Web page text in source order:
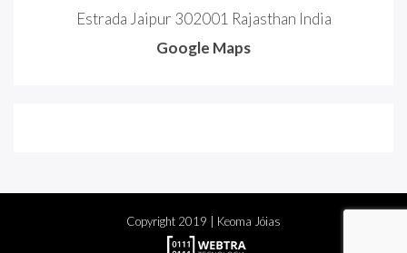
Estrada Jaipur 302001 Rajasthan India
Google Maps
Copyright 2019 | Keoma Jóias